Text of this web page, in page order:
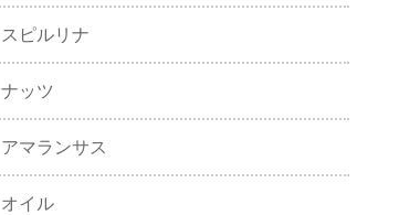
スピルリナ
ナッツ
アマランサス
オイル